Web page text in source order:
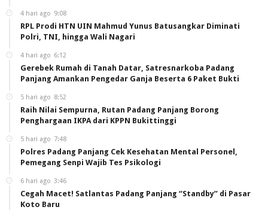
4 hari ago 9:08
RPL Prodi HTN UIN Mahmud Yunus Batusangkar Diminati
Polri, TNI, hingga Wali Nagari
4 hari ago 6:12
Gerebek Rumah di Tanah Datar, Satresnarkoba Padang
Panjang Amankan Pengedar Ganja Beserta 6 Paket Bukti
5 hari ago 8:52
Raih Nilai Sempurna, Rutan Padang Panjang Borong
Penghargaan IKPA dari KPPN Bukittinggi
5 hari ago 7:48
Polres Padang Panjang Cek Kesehatan Mental Personel,
Pemegang Senpi Wajib Tes Psikologi
6 hari ago 3:46
Cegah Macet! Satlantas Padang Panjang “Standby” di Pasar
Koto Baru